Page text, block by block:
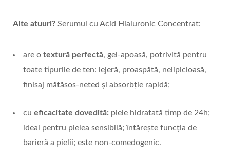
Alte atuuri? Serumul cu Acid Hialuronic Concentrat:
are o textură perfectă, gel-apoasă, potrivită pentru
toate tipurile de ten: lejeră, proaspătă, nelipicioasă,
finisaj mătăsos-neted și absorbție rapidă;
cu eficacitate dovedită: piele hidratată timp de 24h;
ideal pentru pielea sensibilă; întărește funcția de
barieră a pielii; este non-comedogenic.